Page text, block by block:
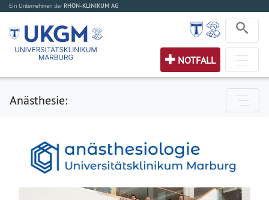
Ein Unternehmen der RHÖN-KLINIKUM AG
NOTFALL
Anästhesie: